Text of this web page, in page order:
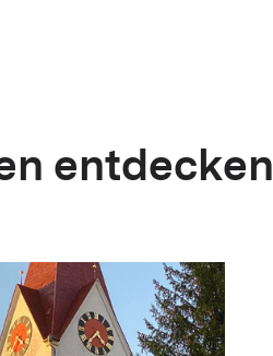
entdecken